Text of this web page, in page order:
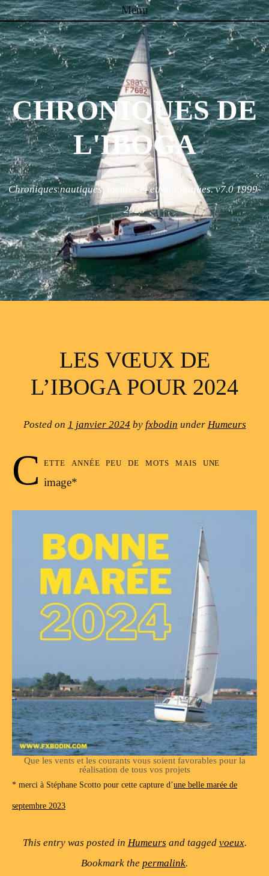
Menu
Skip to content
CHRONIQUES DE
L'IBOGA
Chroniques nautiques, locales et ethnologiques. v7.0 1999-
2023
LES VŒUX DE
L’IBOGA POUR 2024
Posted on 1 janvier 2024 by fxbodin under Humeurs
C ette année peu de mots mais une
image*
Que les vents et les courants vous soient favorables pour la
réalisation de tous vos projets
* merci à Stéphane Scotto pour cette capture d’une belle marée de
septembre 2023
This entry was posted in Humeurs and tagged voeux.
Bookmark the permalink.